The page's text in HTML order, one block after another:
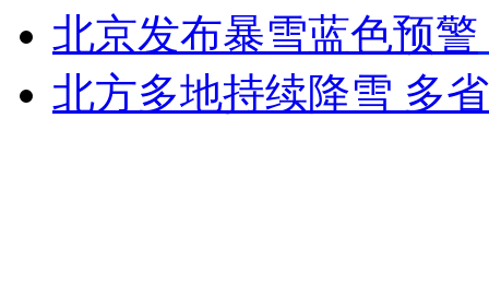
消防员救轻生者 花炮节热闹非凡 减压"枕头大战"
北京发布暴雪蓝色预警
北方多地持续降雪 多